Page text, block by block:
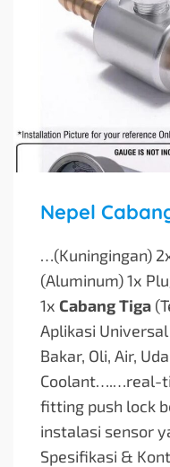
…(Kuningingan)
(Aluminum) 1x
1x Cabang Tiga
Aplikasi
Bakar, Oli, Air,
Coolant….…real-
fitting push lock
instalasi sensor
Spesifikasi &